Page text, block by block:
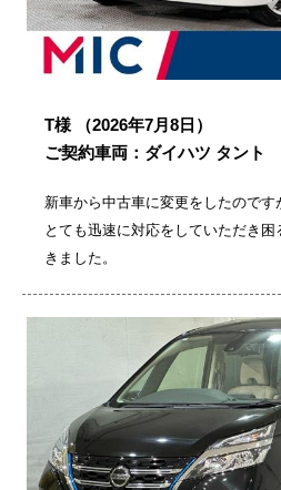
T様
（2026年7月8日）
ご契約車両：ダイハツ タント
新車から中古車に変更をしたので
とても迅速に対応をしていただき
きました。